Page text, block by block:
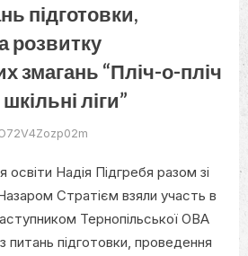
підготовки,
розвитку
змагань “Пліч-о-пліч
ліги”
освіти Надія Підгребя разом зі
Стратієм взяли участь в
Тернопільської ОВА
питань підготовки, проведення